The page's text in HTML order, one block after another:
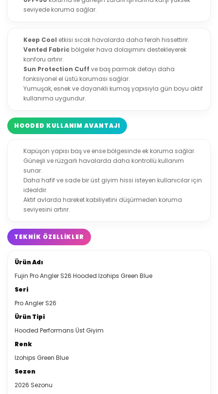
seviyede koruma sağlar.
Keep Cool etkisi sıcak havalarda daha ferah hissettirir.
Vented Fabric bölgeler hava dolaşımını destekleyerek
konforu artırır.
Sun Protection Cuff ve baş parmak detayı daha
fonksiyonel el üstü koruması sağlar.
Yumuşak, esnek ve dayanıklı kumaş yapısıyla gün boyu aktif
kullanıma uygundur.
HOODED KULLANIM AVANTAJI
Kapüşon yapısı baş ve ense bölgesinde ek koruma sağlar.
Güneşli ve rüzgarlı havalarda daha kontrollü kullanım
sunar.
Daha hafif ve sade bir üst giyim hissi isteyen kullanıcılar için
idealdir.
Aktif avlarda hareket kabiliyetini düşürmeden koruma
seviyesini artırır.
TEKNIK ÖZELLIKLER
Ürün Adı
Fujin Pro Angler S26 Hooded Izohips Green Blue
Seri
Pro Angler S26
Ürün Tipi
Hooded Performans Üst Giyim
Renk
Izohips Green Blue
Sezon
2026 Sezonu